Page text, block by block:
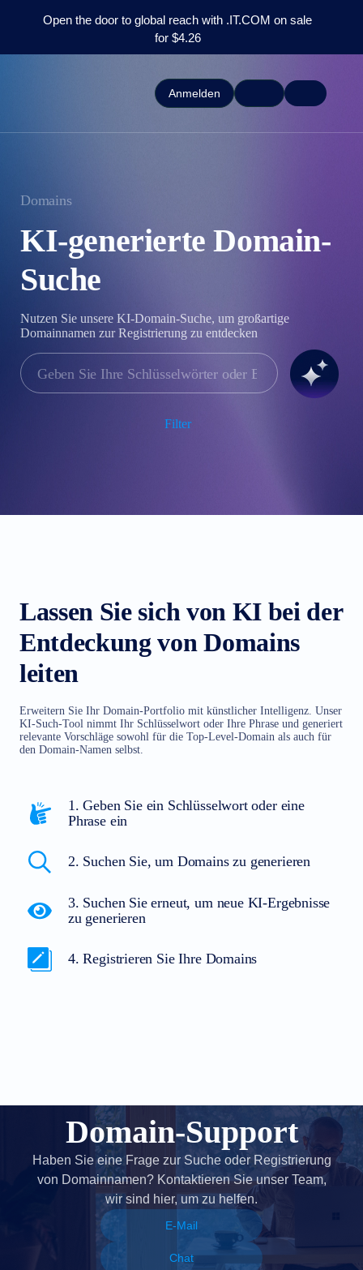
Open the door to global reach with .IT.COM on sale
for $4.26
Anmelden
Domains
KI-generierte Domain-
Suche
Nutzen Sie unsere KI-Domain-Suche, um großartige
Domainnamen zur Registrierung zu entdecken
Filter
Lassen Sie sich von KI bei der
Entdeckung von Domains
leiten
Erweitern Sie Ihr Domain-Portfolio mit künstlicher Intelligenz. Unser
KI-Such-Tool nimmt Ihr Schlüsselwort oder Ihre Phrase und generiert
relevante Vorschläge sowohl für die Top-Level-Domain als auch für
den Domain-Namen selbst.
1. Geben Sie ein Schlüsselwort oder eine
Phrase ein
2. Suchen Sie, um Domains zu generieren
3. Suchen Sie erneut, um neue KI-Ergebnisse
zu generieren
4. Registrieren Sie Ihre Domains
Domain-Support
Haben Sie eine Frage zur Suche oder Registrierung
von Domainnamen? Kontaktieren Sie unser Team,
wir sind hier, um zu helfen.
E-Mail
Chat